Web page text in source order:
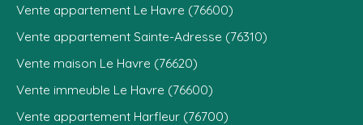
Vente appartement Le Havre (76600)
Vente appartement Sainte-Adresse (76310)
Vente maison Le Havre (76620)
Vente immeuble Le Havre (76600)
Vente appartement Harfleur (76700)